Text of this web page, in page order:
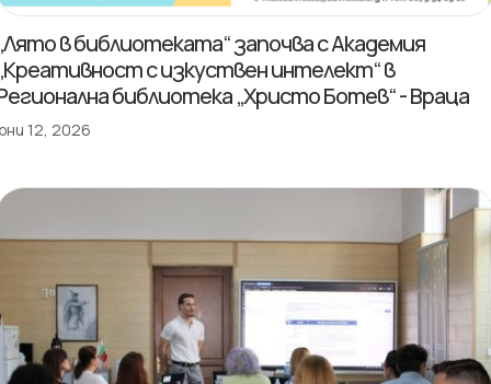
в библиотеката“ започва с Академия
с изкуствен интелект“ в
библиотека „Христо Ботев“ - Враца
12, 2026